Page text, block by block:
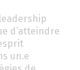
d’atteindre
un.e